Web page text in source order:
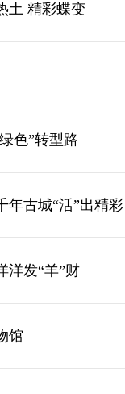
土 精彩蝶变
色”转型路
年古城“活”出精彩
洋发“羊”财
馆